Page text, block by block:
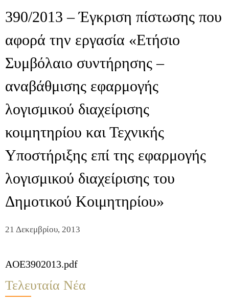
390/2013 – Έγκριση πίστωσης που
αφορά την εργασία «Ετήσιο
Συμβόλαιο συντήρησης –
αναβάθμισης εφαρμογής
λογισμικού διαχείρισης
κοιμητηρίου και Τεχνικής
Υποστήριξης επί της εφαρμογής
λογισμικού διαχείρισης του
Δημοτικού Κοιμητηρίου»
21 Δεκεμβρίου, 2013
AOE3902013.pdf
Τελευταία Νέα